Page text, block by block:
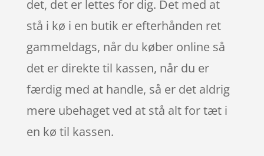
det, det er lettes for dig. Det med at
stå i kø i en butik er efterhånden ret
gammeldags, når du køber online så
det er direkte til kassen, når du er
færdig med at handle, så er det aldrig
mere ubehaget ved at stå alt for tæt i
en kø til kassen.